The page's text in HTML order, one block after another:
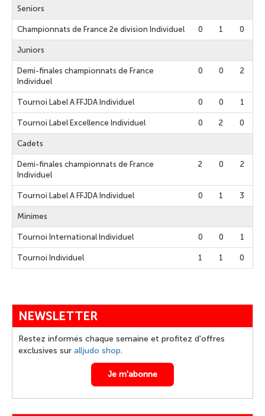
Seniors
Championnats de France 2e division Individuel 0 1 0
Juniors
Demi-finales championnats de France
Individuel
0 0 2
Tournoi Label A FFJDA Individuel 0 0 1
Tournoi Label Excellence Individuel 0 2 0
Cadets
Demi-finales championnats de France
Individuel
2 0 2
Tournoi Label A FFJDA Individuel 0 1 3
Minimes
Tournoi International Individuel 0 0 1
Tournoi Individuel 1 1 0
NEWSLETTER
Restez informés chaque semaine et profitez d'offres
exclusives sur alljudo shop.
Je m'abonne